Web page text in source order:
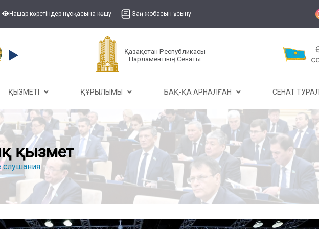
Нашар көретіндер нұсқасына көшу Заң жобасын ұсыну
Қазақстан Республикасы
Парламентінің Сенаты
ҚЫЗМЕТІ ҚҰРЫЛЫМЫ БАҚ-ҚА АРНАЛҒАН СЕНАТ
қызмет
слушания